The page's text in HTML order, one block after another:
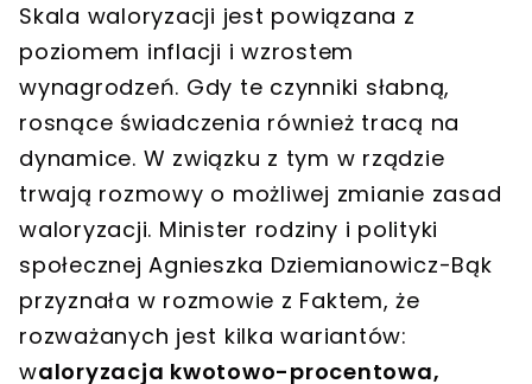
Skala waloryzacji jest powiązana z
poziomem inflacji i wzrostem
wynagrodzeń. Gdy te czynniki słabną,
rosnące świadczenia również tracą na
dynamice. W związku z tym w rządzie
trwają rozmowy o możliwej zmianie zasad
waloryzacji. Minister rodziny i polityki
społecznej Agnieszka Dziemianowicz-Bąk
przyznała w rozmowie z Faktem, że
rozważanych jest kilka wariantów:
waloryzacja kwotowo-procentowa,